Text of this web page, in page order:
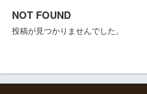
NOT FOUND
投稿が見つかりませんでした。